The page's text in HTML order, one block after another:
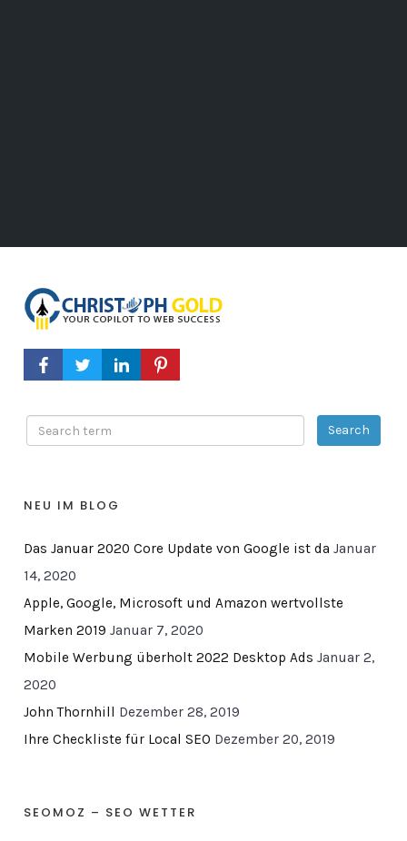
NEU IM BLOG
Das Januar 2020 Core Update von Google ist da Januar
14, 2020
Apple, Google, Microsoft und Amazon wertvollste
Marken 2019 Januar 7, 2020
Mobile Werbung überholt 2022 Desktop Ads Januar 2,
2020
John Thornhill Dezember 28, 2019
Ihre Checkliste für Local SEO Dezember 20, 2019
SEOMOZ – SEO WETTER